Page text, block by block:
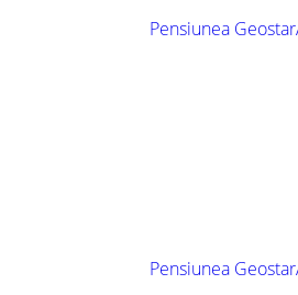
Pensiunea Geostar
Pensiunea Geostar